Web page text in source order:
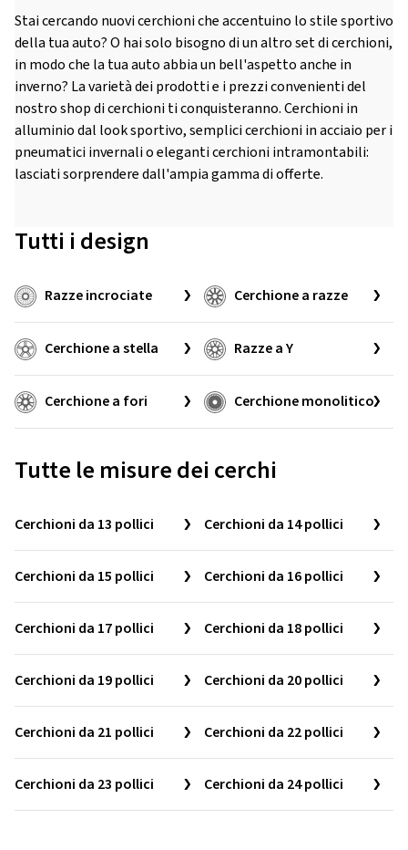
Stai cercando nuovi cerchioni che accentuino lo stile sportivo
della tua auto? O hai solo bisogno di un altro set di cerchioni,
in modo che la tua auto abbia un bell'aspetto anche in
inverno? La varietà dei prodotti e i prezzi convenienti del
nostro shop di cerchioni ti conquisteranno. Cerchioni in
alluminio dal look sportivo, semplici cerchioni in acciaio per i
pneumatici invernali o eleganti cerchioni intramontabili:
lasciati sorprendere dall'ampia gamma di offerte.
Tutti i design
Razze incrociate Cerchione a razze
Cerchione a stella Razze a Y
Cerchione a fori Cerchione monolitico
Tutte le misure dei cerchi
Cerchioni da 13 pollici Cerchioni da 14 pollici
Cerchioni da 15 pollici Cerchioni da 16 pollici
Cerchioni da 17 pollici Cerchioni da 18 pollici
Cerchioni da 19 pollici Cerchioni da 20 pollici
Cerchioni da 21 pollici Cerchioni da 22 pollici
Cerchioni da 23 pollici Cerchioni da 24 pollici